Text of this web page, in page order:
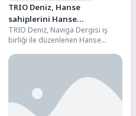
TRIO Deniz, Hanse
sahiplerini Hanse
Meltemi’nde bir araya getirdi
TRIO Deniz, Naviga Dergisi iş
birliği ile düzenlenen Hanse
Deniz’ in distribütörlüğünü...